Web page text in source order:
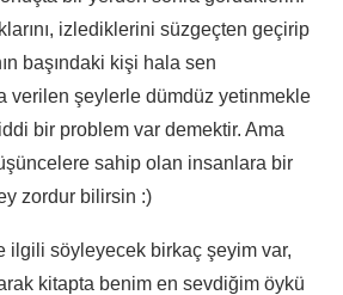
izlediklerini süzgeçten geçirip
başındaki kişi hala sen
verilen şeylerle dümdüz yetinmekle
bir problem var demektir. Ama
sahip olan insanlara bir
zordur bilirsin :)
ilgili söyleyecek birkaç şeyim var,
kitapta benim en sevdiğim öykü